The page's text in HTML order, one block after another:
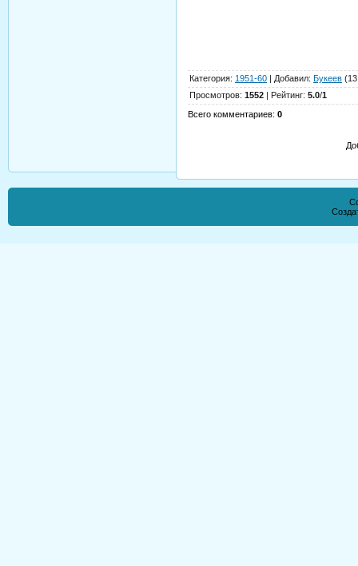
Категория: 1951-60 | Добавил: Букеев
Просмотров: 1552 | Рейтинг: 5.0/1
Всего комментариев: 0